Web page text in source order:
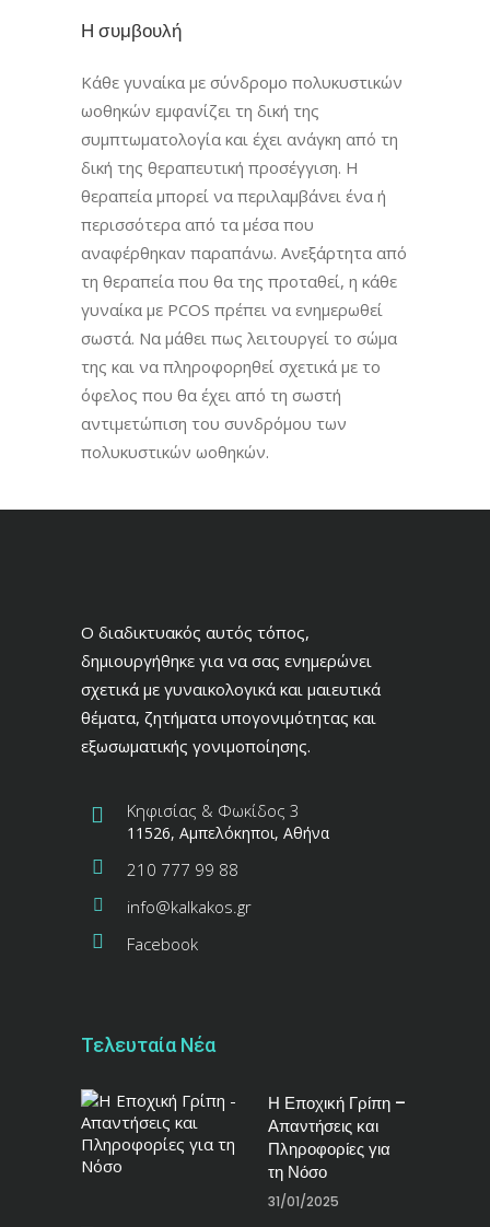
Η συμβουλή
Κάθε γυναίκα με σύνδρομο πολυκυστικών
ωοθηκών εμφανίζει τη δική της
συμπτωματολογία και έχει ανάγκη από τη
δική της θεραπευτική προσέγγιση. Η
θεραπεία μπορεί να περιλαμβάνει ένα ή
περισσότερα από τα μέσα που
αναφέρθηκαν παραπάνω. Ανεξάρτητα από
τη θεραπεία που θα της προταθεί, η κάθε
γυναίκα με PCOS πρέπει να ενημερωθεί
σωστά. Να μάθει πως λειτουργεί το σώμα
της και να πληροφορηθεί σχετικά με το
όφελος που θα έχει από τη σωστή
αντιμετώπιση του συνδρόμου των
πολυκυστικών ωοθηκών.
Ο διαδικτυακός αυτός τόπος,
δημιουργήθηκε για να σας ενημερώνει
σχετικά με γυναικολογικά και μαιευτικά
θέματα, ζητήματα υπογονιμότητας και
εξωσωματικής γονιμοποίησης.
Κηφισίας & Φωκίδος 3
11526, Αμπελόκηποι, Αθήνα
210 777 99 88
info@kalkakos.gr
Facebook
Τελευταία Νέα
Η Εποχική Γρίπη –
Απαντήσεις και
Πληροφορίες για
τη Νόσο
31/01/2025